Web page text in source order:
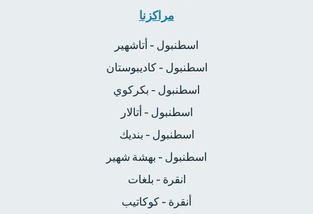
مراكزنا
اسطنبول - أتاشهير
اسطنبول - كاديبوستان
اسطنبول - بكركوي
اسطنبول - أتالار
اسطنبول - بنديك
اسطنبول - بهشة شهير
انقرة - بلغات
أنقرة - كوكاتيب